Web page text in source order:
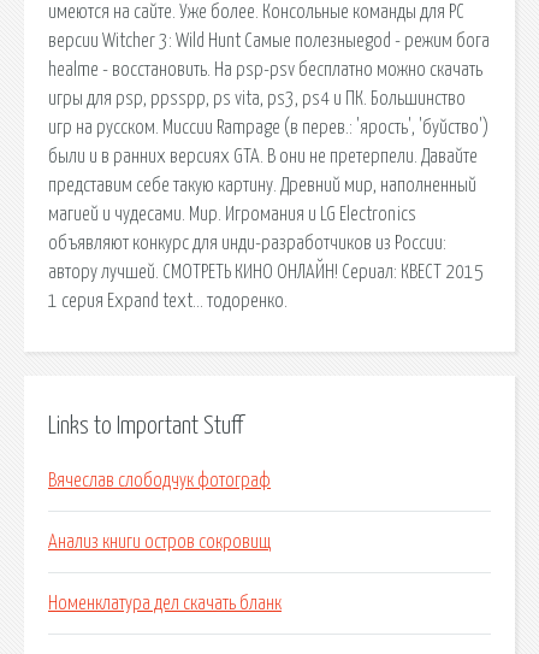
имеются на сайте. Уже более. Консольные команды для PC
версии Witcher 3: Wild Hunt Самые полезныеgod - режим бога
healme - восстановить. На psp-psv бесплатно можно скачать
игры для psp, ppsspp, ps vita, ps3, ps4 и ПК. Большинство
игр на русском. Миссии Rampage (в перев.: 'ярость', 'буйство')
были и в ранних версиях GTA. В они не претерпели. Давайте
представим себе такую картину. Древний мир, наполненный
магией и чудесами. Мир. Игромания и LG Electronics
объявляют конкурс для инди-разработчиков из России:
автору лучшей. СМОТРЕТЬ КИНО ОНЛАЙН! Сериал: КВЕСТ 2015
1 серия Expand text… тодоренко.
Links to Important Stuff
Вячеслав слободчук фотограф
Анализ книги остров сокровищ
Номенклатура дел скачать бланк